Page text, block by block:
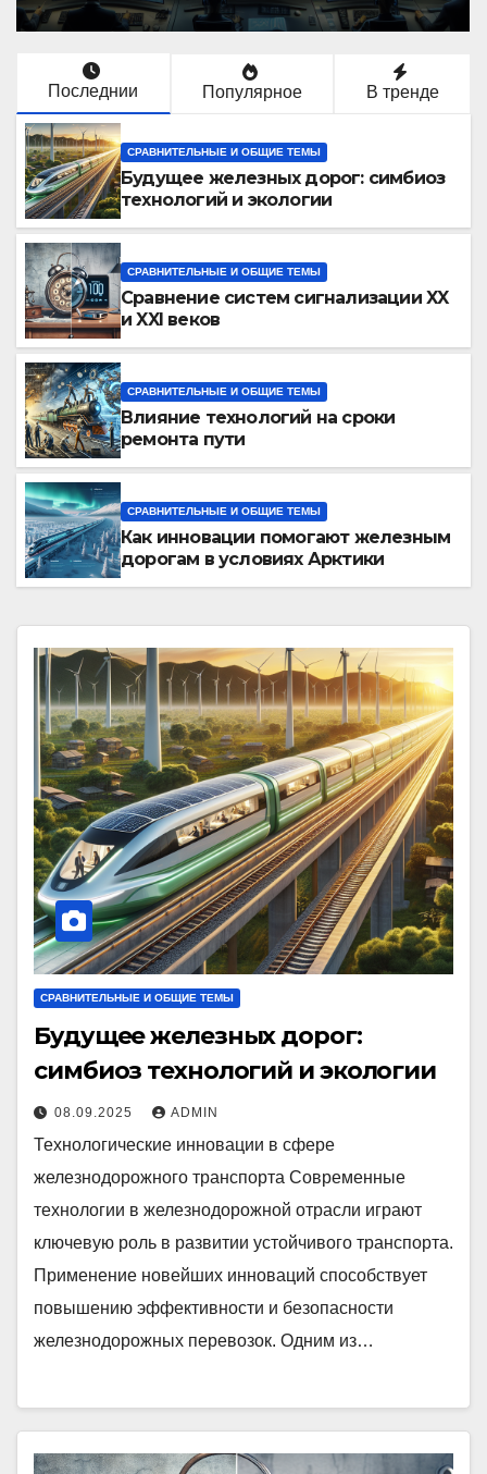
Последнии Популярное В тренде
СРАВНИТЕЛЬНЫЕ И ОБЩИЕ ТЕМЫ
Будущее железных дорог: симбиоз
технологий и экологии
СРАВНИТЕЛЬНЫЕ И ОБЩИЕ ТЕМЫ
Сравнение систем сигнализации XX
и XXI веков
СРАВНИТЕЛЬНЫЕ И ОБЩИЕ ТЕМЫ
Влияние технологий на сроки
ремонта пути
СРАВНИТЕЛЬНЫЕ И ОБЩИЕ ТЕМЫ
Как инновации помогают железным
дорогам в условиях Арктики
СРАВНИТЕЛЬНЫЕ И ОБЩИЕ ТЕМЫ
Будущее железных дорог:
симбиоз технологий и экологии
08.09.2025 ADMIN
Технологические инновации в сфере
железнодорожного транспорта Современные
технологии в железнодорожной отрасли играют
ключевую роль в развитии устойчивого транспорта.
Применение новейших инноваций способствует
повышению эффективности и безопасности
железнодорожных перевозок. Одним из…